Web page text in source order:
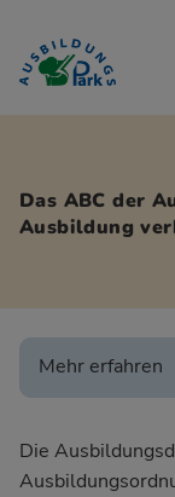
Zur Navigation
Zu den
Das ABC der
Ausbildung
Die
Mehr erfahren